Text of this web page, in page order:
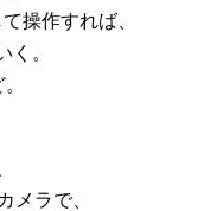
操作すれば、
。
メラで、